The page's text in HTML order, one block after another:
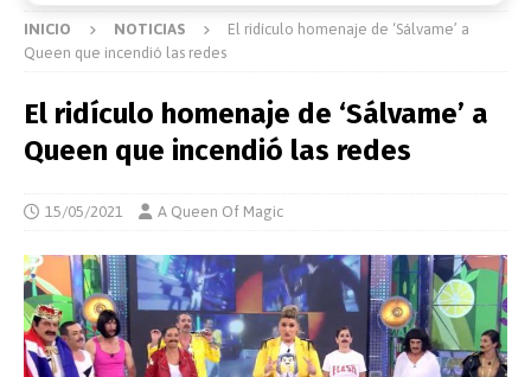
INICIO NOTICIAS
El ridículo homenaje de ‘Sálvame’ a
Queen que incendió las redes
El ridículo homenaje de ‘Sálvame’ a
Queen que incendió las redes
15/05/2021 A Queen Of Magic